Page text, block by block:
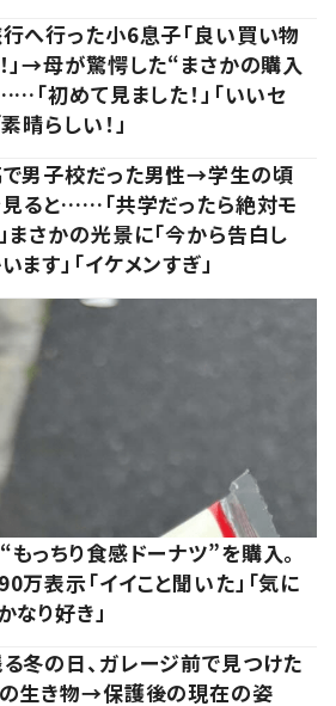
へ行った小6息子「良い買い物
」→母が驚愕した“まさかの購入
「初めて見ました！」「いいセ
素晴らしい！」
男子校だった男性→学生の頃
ると……「共学だったら絶対モ
まさかの光景に「今から告白し
ます」「イケメンすぎ」
っちり食感ドーナツ”を購入。
表示「イイこと聞いた」「気に
なり好き」
冬の日、ガレージ前で見つけた
生き物→保護後の現在の姿